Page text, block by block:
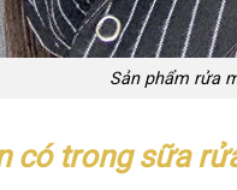
Sản phẩm rửa
có trong sữa